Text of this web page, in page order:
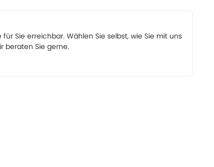
Sie erreichbar. Wählen Sie selbst, wie Sie mit uns
beraten Sie gerne.